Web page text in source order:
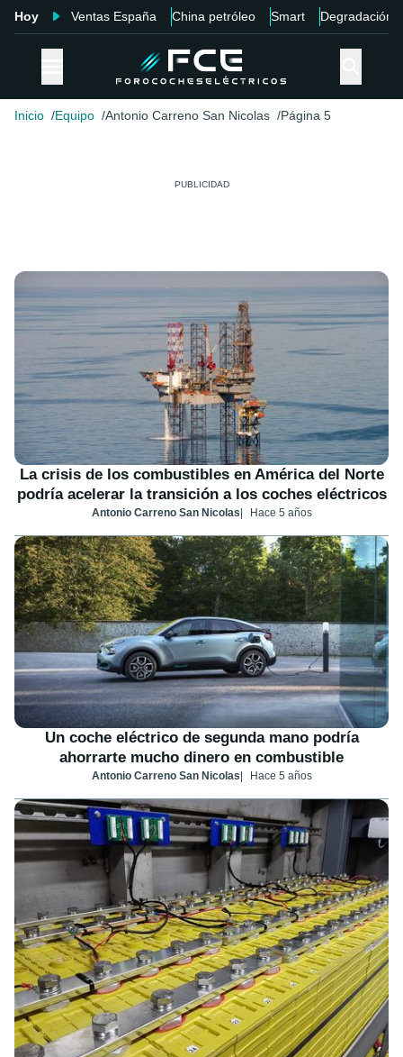
Hoy Ventas España China petróleo Smart Degradación
Inicio Equipo Antonio Carreno San Nicolas Página 5
La crisis de los combustibles en América del Norte
podría acelerar la transición a los coches eléctricos
Antonio Carreno San Nicolas Hace 5 años
Un coche eléctrico de segunda mano podría
ahorrarte mucho dinero en combustible
Antonio Carreno San Nicolas Hace 5 años